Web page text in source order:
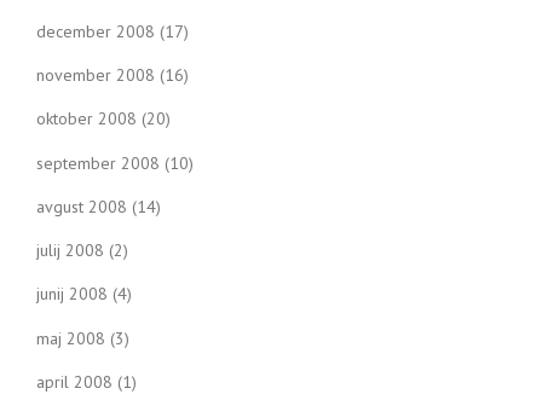
december 2008 (17)
november 2008 (16)
oktober 2008 (20)
september 2008 (10)
avgust 2008 (14)
julij 2008 (2)
junij 2008 (4)
maj 2008 (3)
april 2008 (1)